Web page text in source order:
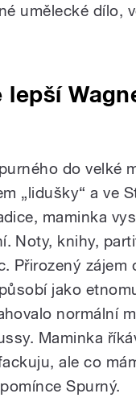
umělecké dílo,
do velké
„lidušky“ a ve
maminka
Noty, knihy,
Přirozený
jako
normální
Maminka
ale co
Spurný.